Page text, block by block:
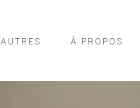
AUTRES À PROPOS